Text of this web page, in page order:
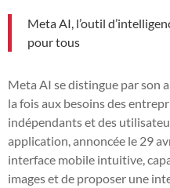
Meta AI, l’outil
pour tous
Meta AI se distingue par son
la fois aux besoins des
indépendants et des
application, annoncée le 29
interface mobile intuitive,
images et de proposer une